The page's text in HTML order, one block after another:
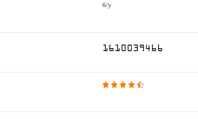
б/у
1610039466